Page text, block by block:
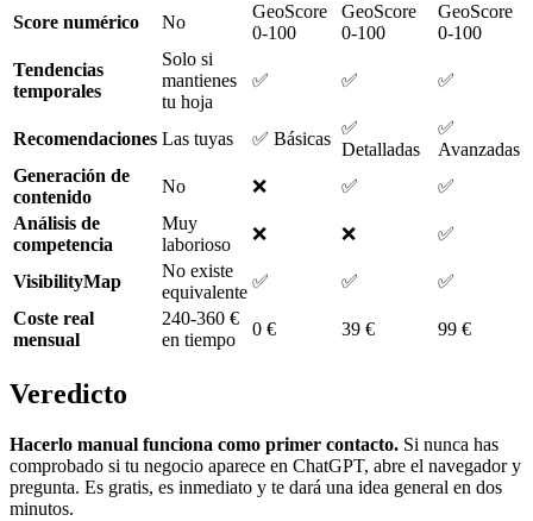
Score numérico
No
GeoScore
0-100
GeoScore
0-100
GeoScore
0-100
Tendencias
temporales
Solo si
mantienes
tu hoja
✅ ✅ ✅
Recomendaciones Las tuyas ✅ Básicas
✅
Detalladas
✅
Avanzadas
Generación de
contenido
No ❌ ✅
✅
Análisis de
competencia
Muy
laborioso
❌ ❌ ✅
VisibilityMap
No existe
equivalente
✅ ✅
✅
Coste real
mensual
240-360 €
en tiempo
0 € 39 € 99 €
Veredicto
Hacerlo manual funciona como primer contacto. Si nunca has
comprobado si tu negocio aparece en ChatGPT, abre el navegador y
pregunta. Es gratis, es inmediato y te dará una idea general en dos
minutos.